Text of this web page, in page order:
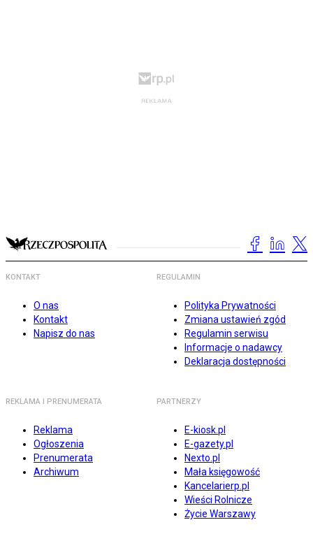
KONTAKT
O nas
Kontakt
Napisz do nas
REGULAMIN
Polityka Prywatności
Zmiana ustawień zgód
Regulamin serwisu
Informacje o nadawcy
Deklaracja dostępności
REKLAMA I PRENUMERATA
Reklama
Ogłoszenia
Prenumerata
Archiwum
PARTNERZY
E-kiosk.pl
E-gazety.pl
Nexto.pl
Mała księgowość
Kancelarierp.pl
Wieści Rolnicze
Życie Warszawy